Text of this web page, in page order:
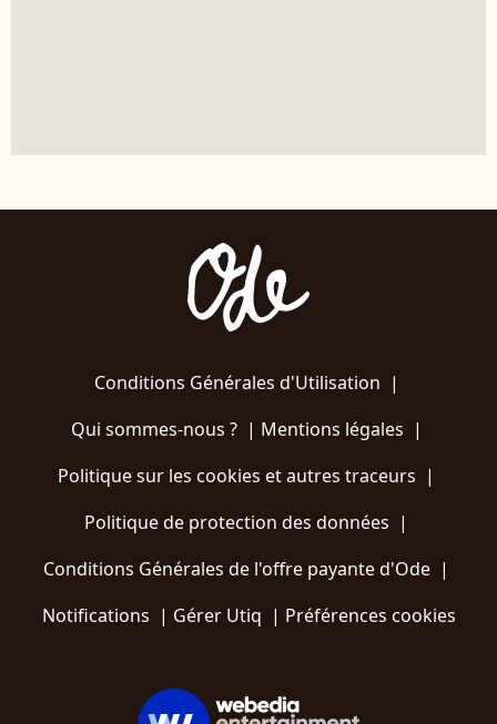
Conditions Générales d'Utilisation |
Qui sommes-nous ?| Mentions légales |
Politique sur les cookies et autres traceurs |
Politique de protection des données |
Conditions Générales de l'offre payante d'Ode |
Notifications | Gérer Utiq | Préférences cookies